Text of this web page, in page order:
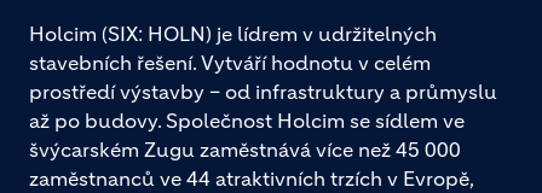
Holcim (SIX: HOLN) je lídrem v udržitelných
stavebních řešení. Vytváří hodnotu v celém
prostředí výstavby – od infrastruktury a průmyslu
až po budovy. Společnost Holcim se sídlem ve
švýcarském Zugu zaměstnává více než 45 000
zaměstnanců ve 44 atraktivních trzích v Evropě,